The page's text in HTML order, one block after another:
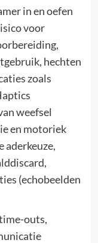
in en oefen
voor
hechten
zoals
weefsel
en motoriek
aderkeuze,
(echobeelden
outs,